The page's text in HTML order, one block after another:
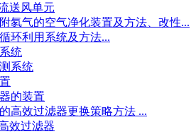
送风单元
氡气的空气净化装置及方法、改性...
环利用系统及方法...
统
系统
的装置
高效过滤器更换策略方法 ...
效过滤器